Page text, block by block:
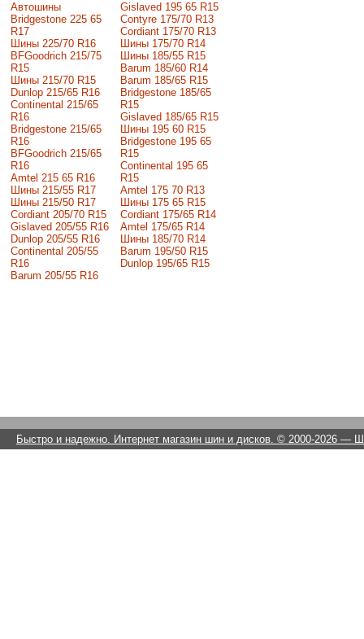
Автошины
Bridgestone 225 65
R17
Шины 225/70 R16
BFGoodrich 215/75
R15
Шины 215/70 R15
Dunlop 215/65 R16
Continental 215/65
R16
Bridgestone 215/65
R16
BFGoodrich 215/65
R16
Amtel 215 65 R16
Шины 215/55 R17
Шины 215/50 R17
Сordiant 205/70 R15
Gislaved 205/55 R16
Dunlop 205/55 R16
Continental 205/55
R16
Barum 205/55 R16
Gislaved 195 65 R15
Contyre 175/70 R13
Cordiant 175/70 R13
Шины 175/70 R14
Шины 185/55 R15
Barum 185/60 R14
Barum 185/65 R15
Bridgestone 185/65
R15
Gislaved 185/65 R15
Шины 195 60 R15
Bridgestone 195 65
R15
Continental 195 65
R15
Amtel 175 70 R13
Шины 175 65 R15
Cordiant 175/65 R14
Amtel 175/65 R14
Шины 185/70 R14
Barum 195/50 R15
Dunlop 195/65 R15
Быстро и надежно. Интернет магазин шин и дисков. © 2000-2026 —